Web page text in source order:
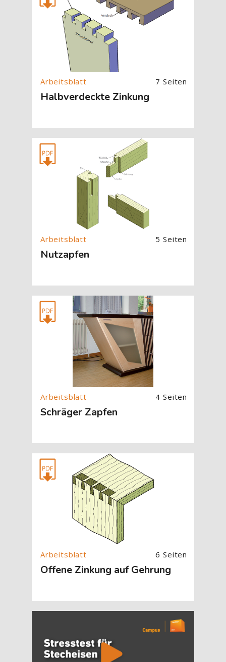
7 Seiten
Halbverdeckte Zinkung
[Cocoon] About (Text with Image) überspringen
5 Seiten
Nutzapfen
[Cocoon] About (Text with Image) überspringen
4 Seiten
Schräger Zapfen
[Cocoon] About (Text with Image) überspringen
6 Seiten
Offene Zinkung auf Gehrung
[Cocoon] About (Text with Image) überspringen